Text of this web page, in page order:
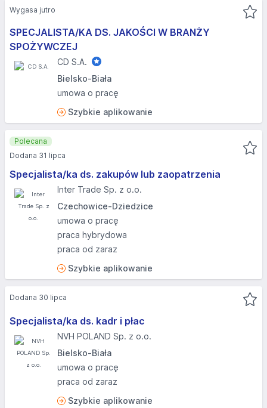
SPECJALISTA/KA DS. JAKOŚCI W BRANŻY
SPOŻYWCZEJ
CD S.A.
Bielsko-Biała
umowa o pracę
Szybkie aplikowanie
Wygasa jutro
Specjalista/ka ds. zakupów lub zaopatrzenia
Inter Trade Sp. z o.o.
Czechowice-Dziedzice
umowa o pracę
praca hybrydowa
praca od zaraz
Szybkie aplikowanie
Polecana
Dodana 31 lipca
Specjalista/ka ds. kadr i płac
NVH POLAND Sp. z o.o.
Bielsko-Biała
umowa o pracę
praca od zaraz
Szybkie aplikowanie
Dodana 30 lipca